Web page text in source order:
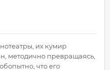
их кумир
методично превращаясь,
что его